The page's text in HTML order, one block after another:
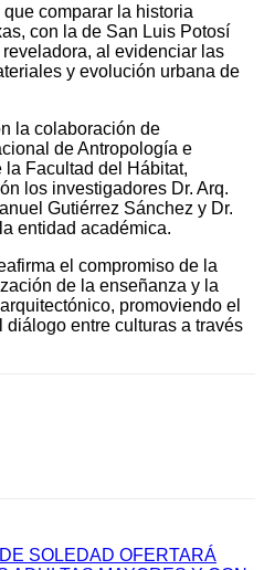
comparar la historia
con la de San Luis Potosí
al evidenciar las
y evolución urbana de
la colaboración de
de Antropología e
la Facultad del Hábitat,
los investigadores Dr. Arq.
Gutiérrez Sánchez y Dr.
entidad académica.
el compromiso de la
de la enseñanza y la
promoviendo el
entre culturas a través
SOLEDAD OFERTARÁ